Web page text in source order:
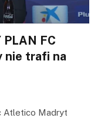
FC
nie trafi na
Atletico Madryt